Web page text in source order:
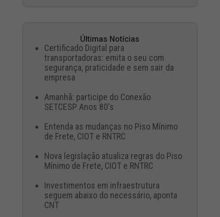
Últimas Notícias
Certificado Digital para
transportadoras: emita o seu com
segurança, praticidade e sem sair da
empresa
Amanhã: participe do Conexão
SETCESP Anos 80's
Entenda as mudanças no Piso Mínimo
de Frete, CIOT e RNTRC
Nova legislação atualiza regras do Piso
Mínimo de Frete, CIOT e RNTRC
Investimentos em infraestrutura
seguem abaixo do necessário, aponta
CNT